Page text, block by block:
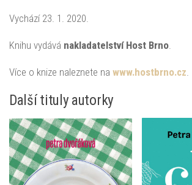
Vychází 23. 1. 2020.
Knihu vydává nakladatelství Host Brno.
Více o knize naleznete na www.hostbrno.cz.
Další tituly autorky